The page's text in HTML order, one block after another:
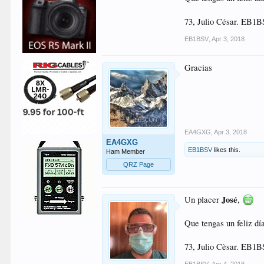
73, Julio César.
EB1BSV Apr 3, 2018
EA4GXG
Ham Member
QRZ Page
Gracias
EA4GXG Apr 3, 2018
EB1BSV likes this.
Un placerJosé,
Que tengas un feliz
73, Julio Cèsar.